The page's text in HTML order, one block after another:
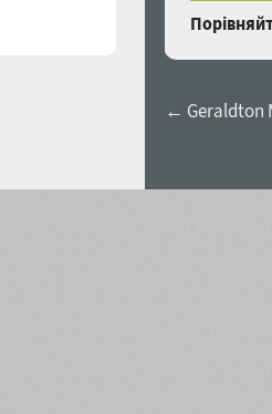
← Geraldton